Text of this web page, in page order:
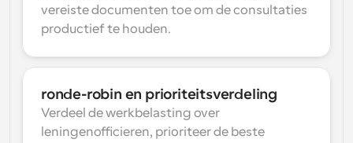
vereiste documenten toe om de consultaties
productief te houden.
ronde-robin en prioriteitsverdeling
Verdeel de werkbelasting over
leningenofficieren, prioriteer de beste